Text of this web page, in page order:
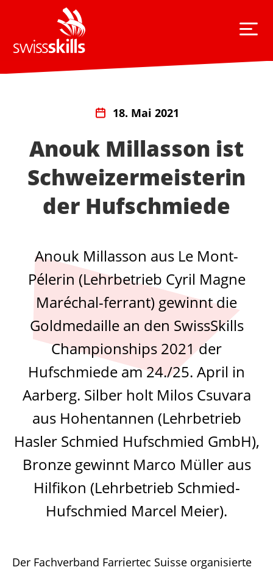
18. Mai 2021
Anouk Millasson ist
Schweizermeisterin
der Hufschmiede
Anouk Millasson aus Le Mont-
Pélerin (Lehrbetrieb Cyril Magne
Maréchal-ferrant) gewinnt die
Goldmedaille an den SwissSkills
Championships 2021 der
Hufschmiede am 24./25. April in
Aarberg. Silber holt Milos Csuvara
aus Hohentannen (Lehrbetrieb
Hasler Schmied Hufschmied GmbH),
Bronze gewinnt Marco Müller aus
Hilfikon (Lehrbetrieb Schmied-
Hufschmied Marcel Meier).
Der Fachverband Farriertec Suisse organisierte